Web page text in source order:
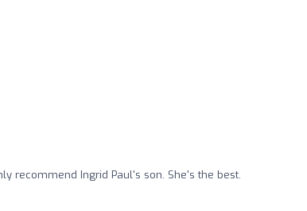
recommend Ingrid Paul's son. She's the best.